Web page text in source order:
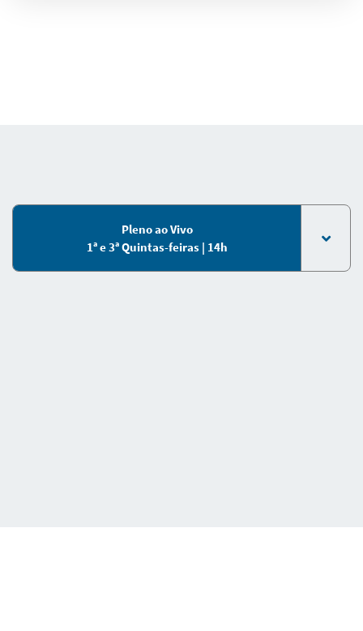
Pleno ao Vivo
1ª e 3ª Quintas-feiras | 14h